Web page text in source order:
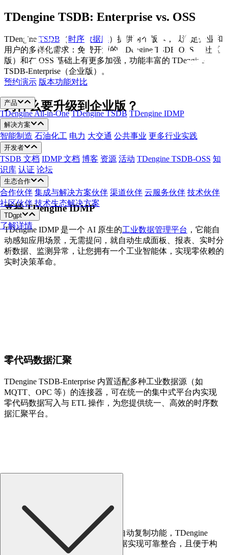
跳
内
容
产品
TDengine All-in-One TDengine TSDB TDengine IDMP
解决方案
智能制造 石油化工 电力 大交通 公共事业 更多行业实践
开发者
TSDB 文档 IDMP 文档 博客 资源 活动 TDengine TSDB-OSS 知
识库 认证 论坛
生态合作
合作伙伴 集成与解决方案伙伴 渠道伙伴 云服务伙伴 技术伙伴
社区伙伴 技术生态解决方案
TDgpt
了解详情
TDengine TSDB: Enterprise vs. OSS
TDengine TSDB （时序数据库）提供两个版本，以满足企业和
用户的多样化需求：免费开源的 TDengine TSDB-OSS （社区
版）和在 OSS 基础上有更多加强，功能丰富的 TDengine
TSDB-Enterprise（企业版）。
预约演示 版本功能对比
为什么要升级到企业版？
支持 TDengine IDMP
TDengine IDMP 是一个 AI 原生的工业数据管理平台 ，它能自
动感知应用场景，无需提问，就自动生成面板、报表、实时分
析数据、监测异常，让您拥有一个工业智能体，实现零依赖的
实时决策革命。
零代码数据汇聚
TDengine TSDB-Enterprise 内置适配多种工业数据源（如
MQTT、OPC 等）的连接器，可在统一的集中式平台内实现
零代码数据写入与 ETL 操作，为您提供统一、高效的时序数
据汇聚平台。
边云协同
借助边缘端与云端部署间的数据自动复制功能，TDengine
TSDB-Enterprise 可确保跨站点数据实现可靠整合，且便于构